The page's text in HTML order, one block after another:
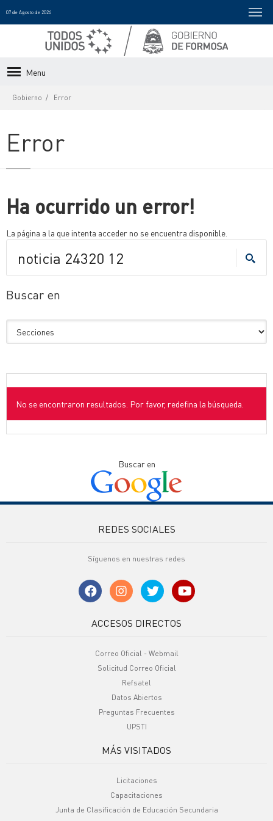
07 de Agosto de 2026
Menu
Gobierno Error
Error
Ha ocurrido un error!
La página a la que intenta acceder no se encuentra disponible.
Buscar en
No se encontraron resultados. Por favor, redefina la búsqueda.
Buscar en
REDES SOCIALES
Síguenos en nuestras redes
ACCESOS DIRECTOS
Correo Oficial - Webmail
Solicitud Correo Oficial
Refsatel
Datos Abiertos
Preguntas Frecuentes
UPSTI
MÁS VISITADOS
Licitaciones
Capacitaciones
Junta de Clasificación de Educación Secundaria